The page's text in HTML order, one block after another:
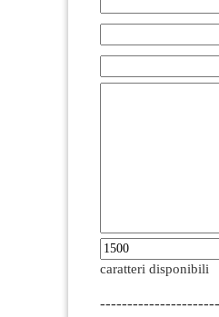
caratteri disponibili